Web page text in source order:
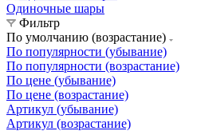
Одиночные шары
Фильтр
По умолчанию (возрастание)
По популярности (убывание)
По популярности (возрастание)
По цене (убывание)
По цене (возрастание)
Артикул (убывание)
Артикул (возрастание)